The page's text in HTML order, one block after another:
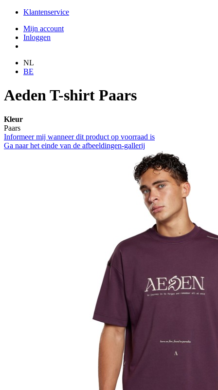
Klantenservice
Mijn account
Inloggen
NL
BE
Aeden T-shirt Paars
Kleur
Paars
Informeer mij wanneer dit product op voorraad is
Ga naar het einde van de afbeeldingen-gallerij